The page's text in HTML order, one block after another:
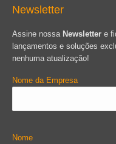
Newsletter
Assine nossa Newsletter e
lançamentos e soluções
nenhuma atualização!
Nome da Empresa
Nome